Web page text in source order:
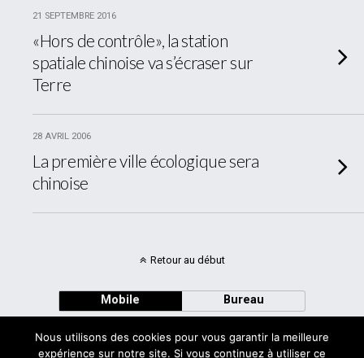
21 SEPTEMBRE 2016
«Hors de contrôle», la station
spatiale chinoise va s’écraser sur
Terre
28 AVRIL 2006
La première ville écologique sera
chinoise
Retour au début
Mobile Bureau
Nous utilisons des cookies pour vous garantir la meilleure
expérience sur notre site. Si vous continuez à utiliser ce